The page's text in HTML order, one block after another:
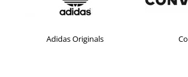
Adidas Originals